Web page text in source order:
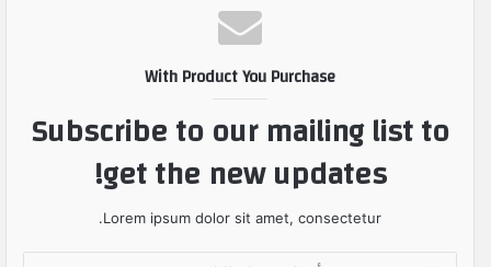
With Product You Purchase
Subscribe to our mailing list to
get the new updates!
Lorem ipsum dolor sit amet, consectetur.